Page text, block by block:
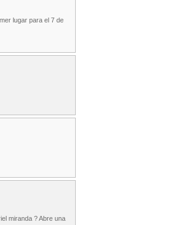
lugar para el 7 de
miranda ? Abre una